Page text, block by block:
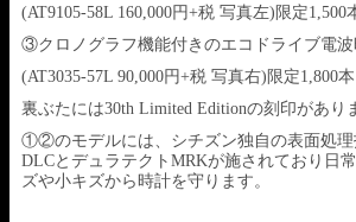
(AT9105-58L 160,000円+税 写真左)限定
③クロノグラフ機能付きのエコドライブ電
(AT3035-57L 90,000円+税 写真右)限定1,800本
裏ぶたには30th Limited Editionの刻印があり
①②のモデルには、シチズン独自の表面処理
DLCとデュラテクトMRKが施されており日
ズや小キズから時計を守ります。